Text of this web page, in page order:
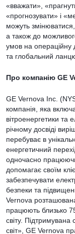
«вважати»,
«прогнозувати» і
можуть
а також до
умов на операційну
та глобальний
Про компанію GE
GE Vernova Inc.
компанія, яка
вітроенергетики та
річному досвіді
перебуває в
енергетичний
одночасно
допомагає своїм
забезпечувати
безпеки та
Vernova
працюють близько
світу.
світ», GE Vernova